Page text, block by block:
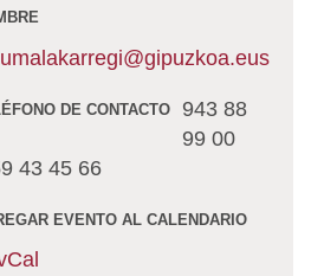
DE CONTACTO
943 88
99 00
43 45 66
EVENTO AL CALENDARIO